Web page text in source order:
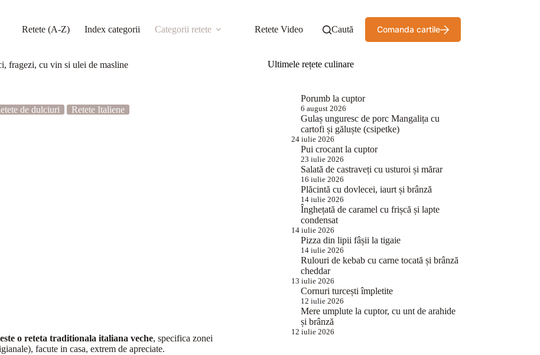
Retete (A-Z) Index categorii Categorii retete Retete Video Caută Comanda cartile
fragezi, cu vin si ulei de masline
de dulciuri Retete Italiene
o reteta traditionala italiana veche, specifica zonei
facute in casa, extrem de apreciate.
Ultimele rețete culinare
Porumb la cuptor
6 august 2026
Gulaș unguresc de porc Mangalița cu
cartofi și găluște (csipetke)
24 iulie 2026
Pui crocant la cuptor
23 iulie 2026
Salată de castraveți cu usturoi și mărar
16 iulie 2026
Plăcintă cu dovlecei, iaurt și brânză
14 iulie 2026
Înghețată de caramel cu frișcă și lapte
condensat
14 iulie 2026
Pizza din lipii fâșii la tigaie
14 iulie 2026
Rulouri de kebab cu carne tocată și brânză
cheddar
13 iulie 2026
Cornuri turcești împletite
12 iulie 2026
Mere umplute la cuptor, cu unt de arahide
și brânză
12 iulie 2026